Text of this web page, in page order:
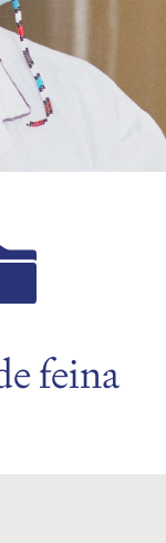
feina